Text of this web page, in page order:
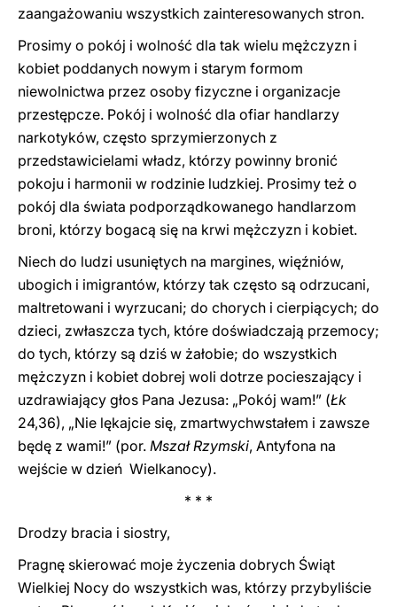
zaangażowaniu wszystkich zainteresowanych stron.
Prosimy o pokój i wolność dla tak wielu mężczyzn i
kobiet poddanych nowym i starym formom
niewolnictwa przez osoby fizyczne i organizacje
przestępcze. Pokój i wolność dla ofiar handlarzy
narkotyków, często sprzymierzonych z
przedstawicielami władz, którzy powinny bronić
pokoju i harmonii w rodzinie ludzkiej. Prosimy też o
pokój dla świata podporządkowanego handlarzom
broni, którzy bogacą się na krwi mężczyzn i kobiet.
Niech do ludzi usuniętych na margines, więźniów,
ubogich i imigrantów, którzy tak często są odrzucani,
maltretowani i wyrzucani; do chorych i cierpiących; do
dzieci, zwłaszcza tych, które doświadczają przemocy;
do tych, którzy są dziś w żałobie; do wszystkich
mężczyzn i kobiet dobrej woli dotrze pocieszający i
uzdrawiający głos Pana Jezusa: „Pokój wam!” (Łk
24,36), „Nie lękajcie się, zmartwychwstałem i zawsze
będę z wami!” (por. Mszał Rzymski, Antyfona na
wejście w dzień Wielkanocy).
* * *
Drodzy bracia i siostry,
Pragnę skierować moje życzenia dobrych Świąt
Wielkiej Nocy do wszystkich was, którzy przybyliście